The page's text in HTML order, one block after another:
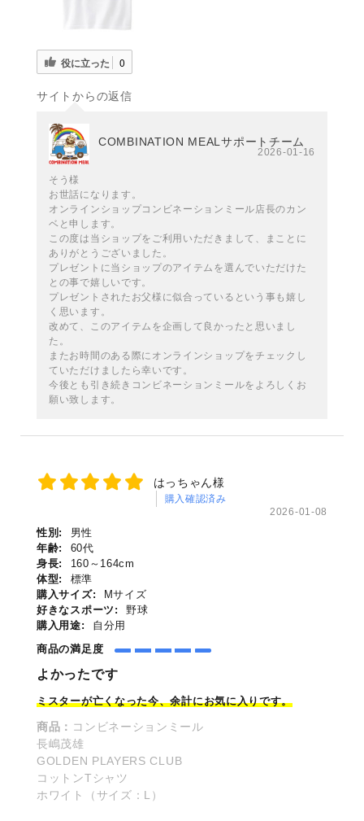
役に立った 0
サイトからの返信
COMBINATION MEALサポートチーム
2026-01-16
そう様
お世話になります。
オンラインショップコンビネーションミール店長のカン
ベと申します。
この度は当ショップをご利用いただきまして、まことに
ありがとうございました。
プレゼントに当ショップのアイテムを選んでいただけた
との事で嬉しいです。
プレゼントされたお父様に似合っているという事も嬉し
く思います。
改めて、このアイテムを企画して良かったと思いまし
た。
またお時間のある際にオンラインショップをチェックし
ていただけましたら幸いです。
今後とも引き続きコンビネーションミールをよろしくお
願い致します。
はっちゃん様
購入確認済み
2026-01-08
性別:
男性
年齢:
60代
身長:
160～164cm
体型:
標準
購入サイズ:
Mサイズ
好きなスポーツ:
野球
購入用途:
自分用
商品の満足度
よかったです
ミスターが亡くなった今、余計にお気に入りです。
商品： コンビネーションミール
長嶋茂雄
GOLDEN PLAYERS CLUB
コットンTシャツ
ホワイト（サイズ：L）